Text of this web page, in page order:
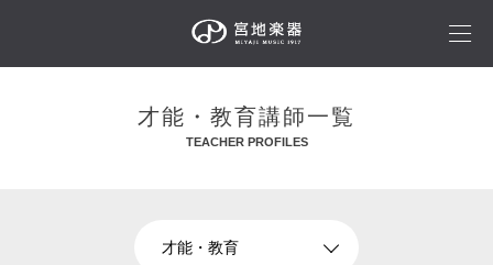
才能・教育講師一覧
TEACHER PROFILES